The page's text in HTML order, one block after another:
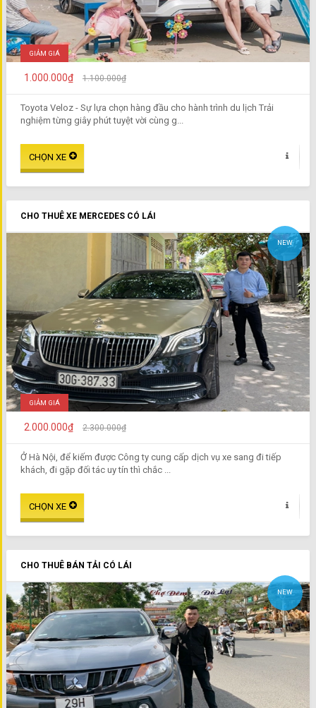
GIẢM GIÁ
1.000.000₫ 1.100.000₫
Toyota Veloz - Sự lựa chọn hàng đầu cho hành trình du lịch Trải
nghiệm từng giây phút tuyệt vời cùng g...
CHO THUÊ XE MERCEDES CÓ LÁI
NEW
GIẢM GIÁ
2.000.000₫ 2.300.000₫
Ở Hà Nội, để kiếm được Công ty cung cấp dịch vụ xe sang đi tiếp
khách, đi gặp đối tác uy tín thì chắc ...
CHO THUÊ BÁN TẢI CÓ LÁI
NEW